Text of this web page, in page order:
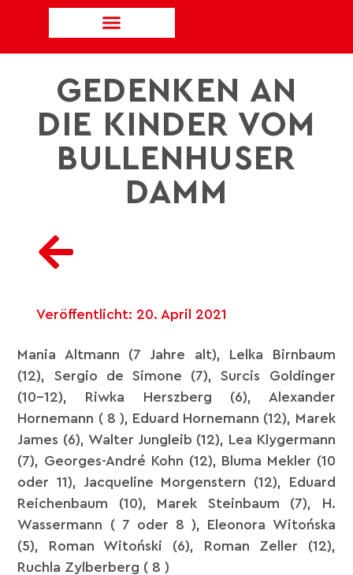
GEDENKEN AN
DIE KINDER VOM
BULLENHUSER
DAMM
Veröffentlicht: 20. April 2021
Mania Altmann (7 Jahre alt), Lelka Birnbaum
(12), Sergio de Simone (7), Surcis Goldinger
(10-12), Riwka Herszberg (6), Alexander
Hornemann ( 8 ), Eduard Hornemann (12), Marek
James (6), Walter Jungleib (12), Lea Klygermann
(7), Georges-André Kohn (12), Bluma Mekler (10
oder 11), Jacqueline Morgenstern (12), Eduard
Reichenbaum (10), Marek Steinbaum (7), H.
Wassermann ( 7 oder 8 ), Eleonora Witońska
(5), Roman Witoński (6), Roman Zeller (12),
Ruchla Zylberberg ( 8 )